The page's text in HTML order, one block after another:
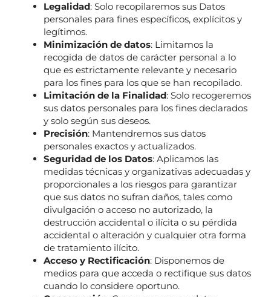
Legalidad: Solo recopilaremos sus Datos
personales para fines específicos, explícitos y
legítimos.
Minimización de datos: Limitamos la
recogida de datos de carácter personal a lo
que es estrictamente relevante y necesario
para los fines para los que se han recopilado.
Limitación de la Finalidad: Solo recogeremos
sus datos personales para los fines declarados
y solo según sus deseos.
Precisión: Mantendremos sus datos
personales exactos y actualizados.
Seguridad de los Datos: Aplicamos las
medidas técnicas y organizativas adecuadas y
proporcionales a los riesgos para garantizar
que sus datos no sufran daños, tales como
divulgación o acceso no autorizado, la
destrucción accidental o ilícita o su pérdida
accidental o alteración y cualquier otra forma
de tratamiento ilícito.
Acceso y Rectificación: Disponemos de
medios para que acceda o rectifique sus datos
cuando lo considere oportuno.